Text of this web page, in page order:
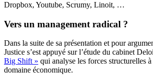
Dropbox, Youtube, Scrumy, Linoit, …
Vers un management radical ?
Dans la suite de sa présentation et pour
Justice s’est appuyé sur l’étude du cabinet
Big Shift » qui analyse les forces structurelles
domaine économique.